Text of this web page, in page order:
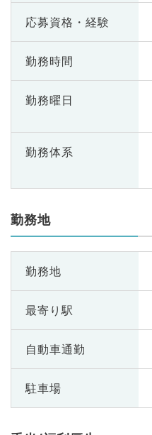
応募資格・ 経験
勤務時間
勤務曜日
勤務体系
勤務地
勤務地
最寄り駅
自動車通勤
駐車場